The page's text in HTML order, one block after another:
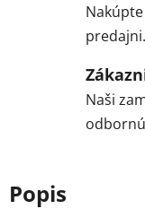
predajni.
Naši
Popis